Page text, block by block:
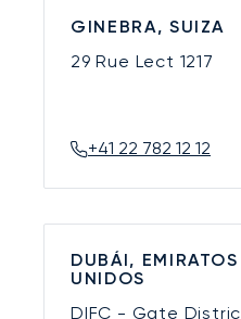
GINEBRA, SUIZA
29 Rue Lect 1217
+41 22 782 12 12
DUBÁI,
UNIDOS
DIFC - Gate